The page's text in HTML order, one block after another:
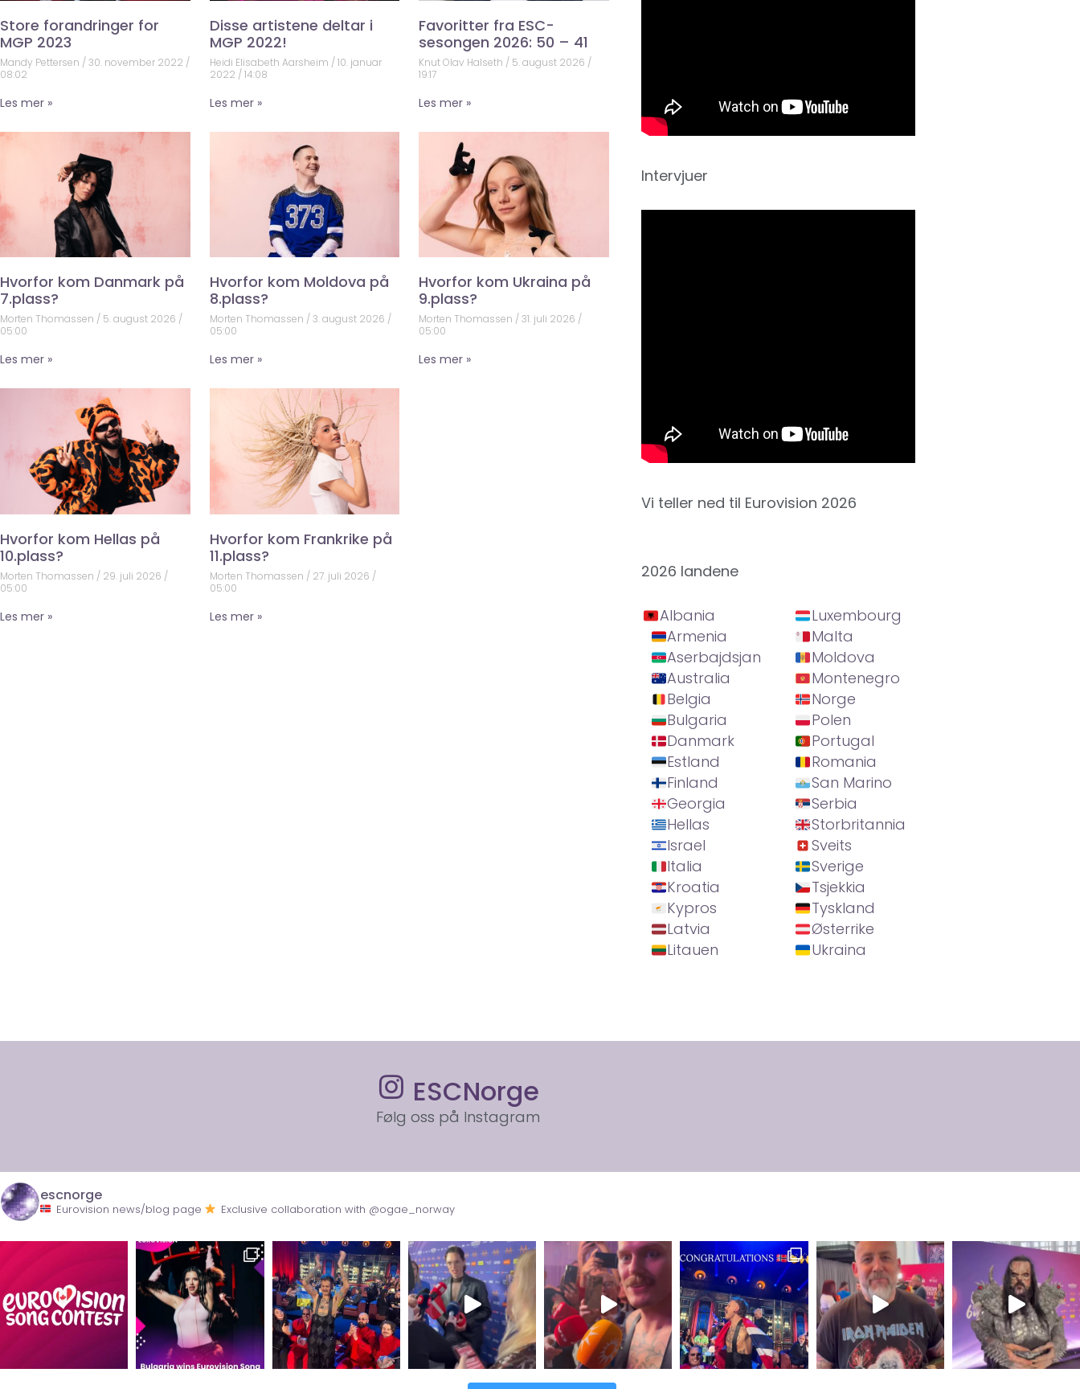
Store forandringer for
MGP 2023
Mandy Pettersen
30. november 2022
08:02
Les mer »
Disse artistene deltar i
MGP 2022!
Heidi Elisabeth Aarsheim 10. januar
2022 14:08
Les mer »
Favoritter fra ESC-
sesongen 2026: 50 – 41
Knut Olav Halseth
5. august 2026
19:17
Les mer »
Hvorfor kom Danmark på
7.plass?
Morten Thomassen
5. august 2026
05:00
Les mer »
Hvorfor kom Moldova på
8.plass?
Morten Thomassen 3. august 2026
05:00
Les mer »
Hvorfor kom Ukraina på
9.plass?
Morten Thomassen
31. juli 2026
05:00
Les mer »
Hvorfor kom Hellas på
10.plass?
Morten Thomassen
29. juli 2026
05:00
Les mer »
Hvorfor kom Frankrike på
11.plass?
Morten Thomassen 27. juli 2026
05:00
Les mer »
Intervjuer
Vi teller ned til Eurovision 2026
2026 landene
Albania
Armenia
Aserbajdsjan
Australia
Belgia
Bulgaria
Danmark
Estland
Finland
Georgia
Hellas
Israel
Italia
Kroatia
Kypros
Latvia
Litauen
Luxembourg
Malta
Moldova
Montenegro
Norge
Polen
Portugal
Romania
San Marino
Serbia
Storbritannia
Sveits
Sverige
Tsjekkia
Tyskland
Østerrike
Ukraina
ESCNorge
Følg oss på Instagram
escnorge
Eurovision news/blog page Exclusive collaboration with @ogae_norway